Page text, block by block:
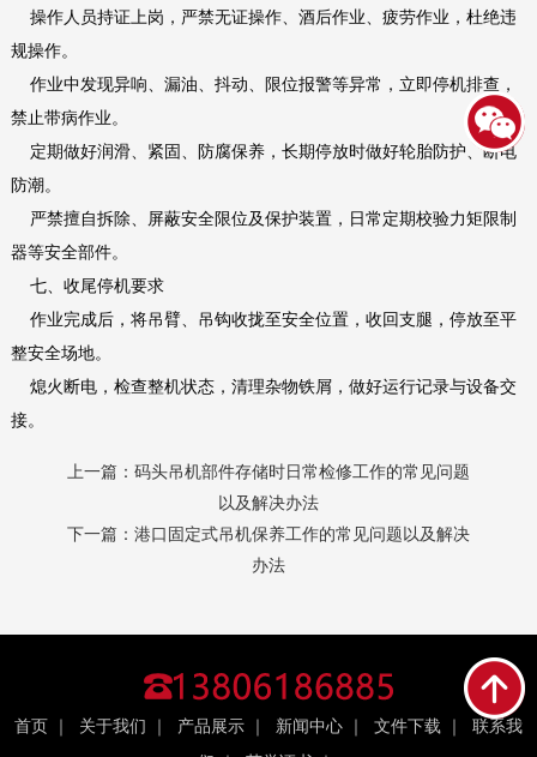
操作人员持证上岗，严禁无证操作、酒后作业、疲劳作业，杜绝违
规操作。
作业中发现异响、漏油、抖动、限位报警等异常，立即停机排查，
禁止带病作业。
定期做好润滑、紧固、防腐保养，长期停放时做好轮胎防护、断电
防潮。
严禁擅自拆除、屏蔽安全限位及保护装置，日常定期校验力矩限制
器等安全部件。
七、收尾停机要求
作业完成后，将吊臂、吊钩收拢至安全位置，收回支腿，停放至平
整安全场地。
熄火断电，检查整机状态，清理杂物铁屑，做好运行记录与设备交
接。
上一篇： 码头吊机部件存储时日常检修工作的常见问题
以及解决办法
下一篇： 港口固定式吊机保养工作的常见问题以及解决
办法
首页｜ 关于我们 ｜ 产品展示｜ 新闻中心｜ 文件下载 ｜ 联系我